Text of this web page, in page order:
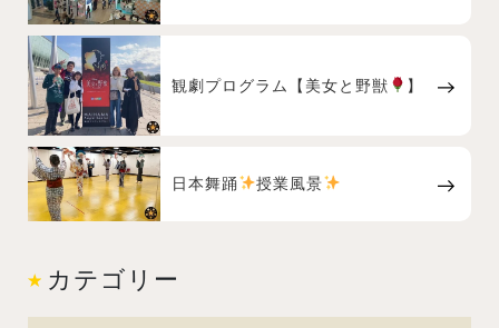
観劇プログラム【美女と野獣 】
日本舞踊 授業風景
カテゴリー